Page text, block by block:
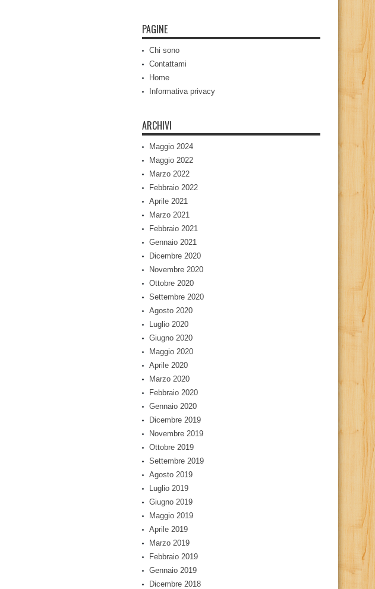
PAGINE
Chi sono
Contattami
Home
Informativa privacy
ARCHIVI
Maggio 2024
Maggio 2022
Marzo 2022
Febbraio 2022
Aprile 2021
Marzo 2021
Febbraio 2021
Gennaio 2021
Dicembre 2020
Novembre 2020
Ottobre 2020
Settembre 2020
Agosto 2020
Luglio 2020
Giugno 2020
Maggio 2020
Aprile 2020
Marzo 2020
Febbraio 2020
Gennaio 2020
Dicembre 2019
Novembre 2019
Ottobre 2019
Settembre 2019
Agosto 2019
Luglio 2019
Giugno 2019
Maggio 2019
Aprile 2019
Marzo 2019
Febbraio 2019
Gennaio 2019
Dicembre 2018